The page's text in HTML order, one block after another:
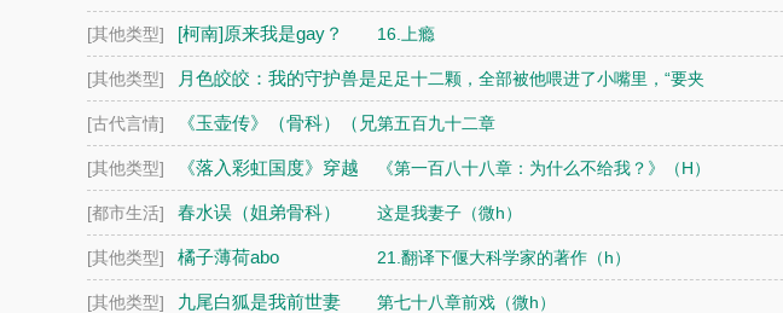
[其他类型] [柯南]原来我是gay？ 16.上瘾
[其他类型]
月色皎皎：我的守护兽是
蛇妖（1V1 h）
足足十二颗，全部被他喂进了小嘴里，“要夹
[古代言情]
《玉壶传》（骨科）（兄
妹）（np）
第五百九十二章
[其他类型]
《落入彩虹国度》穿越
+西幻+言情
《第一百八十八章：为什么不给我？》（H）
[都市生活] 春水误（姐弟骨科） 这是我妻子（微h）
[其他类型] 橘子薄荷abo 21.翻译下偃大科学家的著作（h）
[其他类型]
九尾白狐是我前世妻
第七十八章前戏（微h）